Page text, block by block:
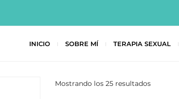
INICIO SOBRE MÍ TERAPIA SEXUAL
Mostrando los 25 resultados